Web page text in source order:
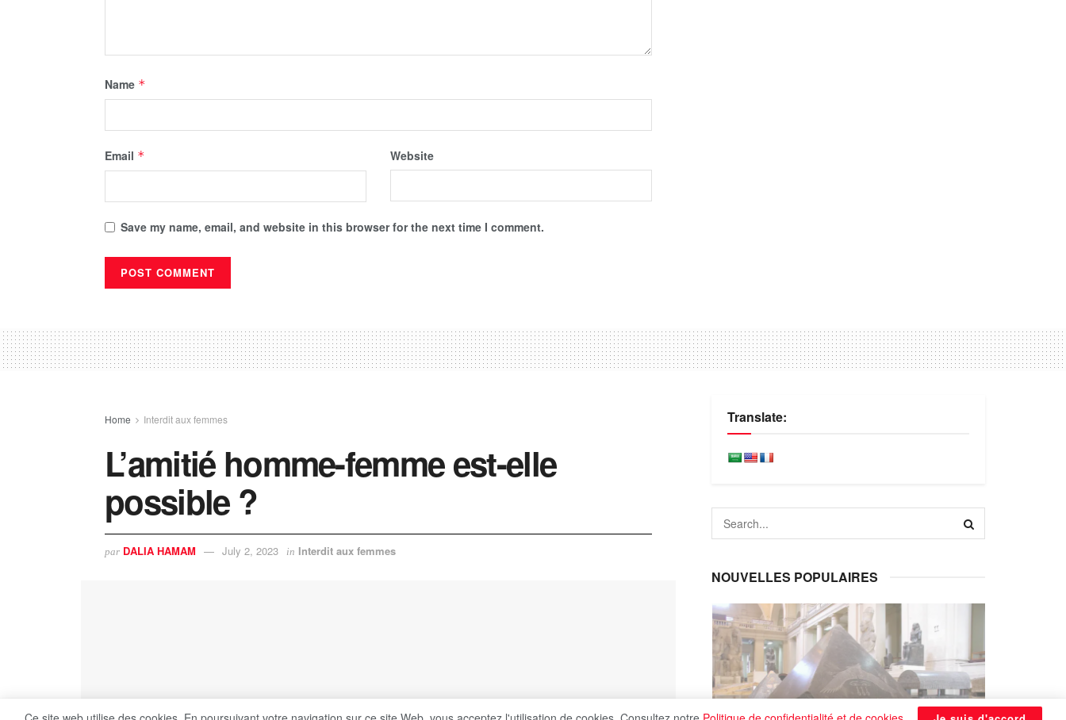
Name *
Email * Website
Save my name, email, and website in this browser for the next time I comment.
Home Interdit aux femmes
L’amitié homme-femme est-elle
possible ?
par DALIA HAMAM July 2, 2023 in Interdit aux femmes
Translate:
NOUVELLES POPULAIRES